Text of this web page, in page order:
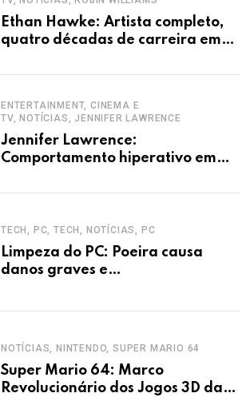
Ethan Hawke: Artista completo,
quatro décadas de carreira em
ENTERTAINMENT, CINEMA E
TV, NOTÍCIAS, JENNIFER LAWRENCE
Jennifer Lawrence:
Comportamento hiperativo em
defesa.
TECH, PC, TECH, NOTÍCIAS, PC
Limpeza do PC: Poeira causa
danos graves e
NOTÍCIAS, NINTENDO, SUPER MARIO 64
Super Mario 64: Marco
Revolucionário dos Jogos 3D da